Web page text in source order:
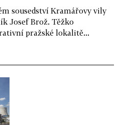
sousedství Kramářovy vily
Josef Brož. Těžko
pražské lokalitě...